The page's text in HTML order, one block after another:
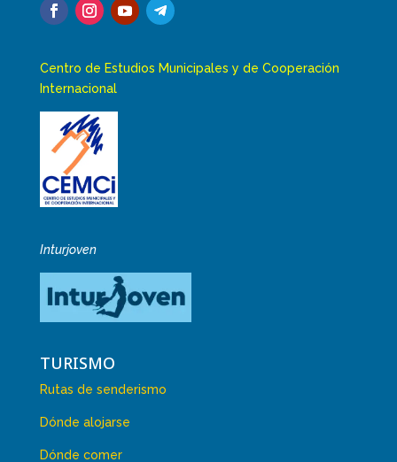
Centro de Estudios Municipales y de Cooperación
Internacional
Inturjoven
TURISMO
Rutas de senderismo
Dónde alojarse
Dónde comer